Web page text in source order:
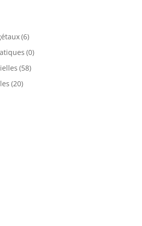
(6)
(0)
(58)
(20)